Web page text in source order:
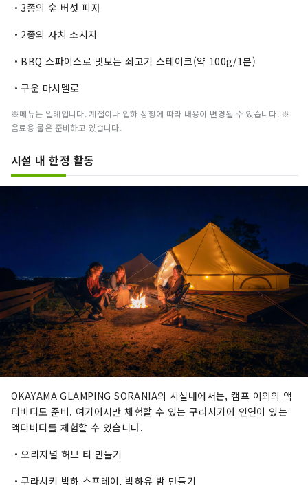
・3종의 숲 버섯 피자
・2종의 사치 소시지
・BBQ 스파이스로 맛보는 쇠고기 스테이크(약 100g/1분)
・구운 마시멜로
※메뉴는 일례입니다. 계절이나 입하 상황에 따라 내용이 변경될 수 있습니다. ※
음료용 물은 준비하고 있습니다.
시설 내 한정 활동
OKAYAMA GLAMPING SORANIA의 시설내에서는, 캠프 이외의 액
티비티도 준비. 여기에서만 체험할 수 있는 구라시키에 인연이 있는
액티비티를 체험할 수 있습니다.
・오리지널 허브 티 만들기
・쿠라시키 박하 스프레이, 박하유 밤 만들기